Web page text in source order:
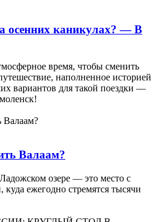
осенних каникулах? — В
время, чтобы сменить
наполненное историей
вариантов для такой поездки —
Валаам?
озере — это место с
куда ежегодно стремятся тысячи